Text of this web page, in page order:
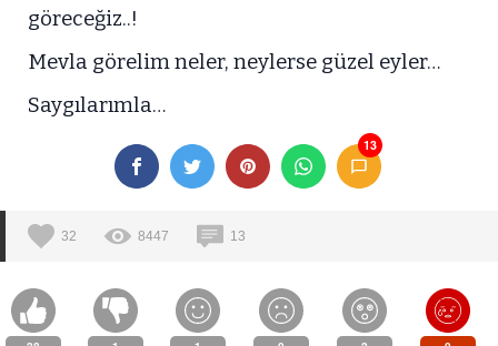
göreceğiz..!
Mevla görelim neler, neylerse güzel eyler…
Saygılarımla…
13
32 8447 13